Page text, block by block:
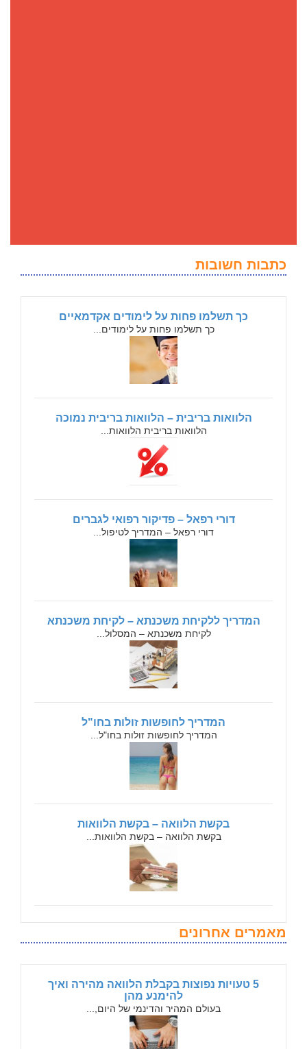
כתבות חשובות
כך תשלמו פחות על לימודים אקדמאיים
כך תשלמו פחות על לימודים...
הלוואות בריבית – הלוואות בריבית נמוכה
הלוואות בריבית הלוואות...
דורי רפאל – פדיקור רפואי לגברים
דורי רפאל – המדריך לטיפול...
המדריך ללקיחת משכנתא – לקיחת משכנתא
לקיחת משכנתא – המסלול...
המדריך לחופשות זולות בחו"ל
המדריך לחופשות זולות בחו"ל...
בקשת הלוואה – בקשת הלוואות
בקשת הלוואה – בקשת הלוואות...
מאמרים אחרונים
5 טעויות נפוצות בקבלת הלוואה מהירה ואיך
להימנע מהן
בעולם המהיר והדינמי של היום,...